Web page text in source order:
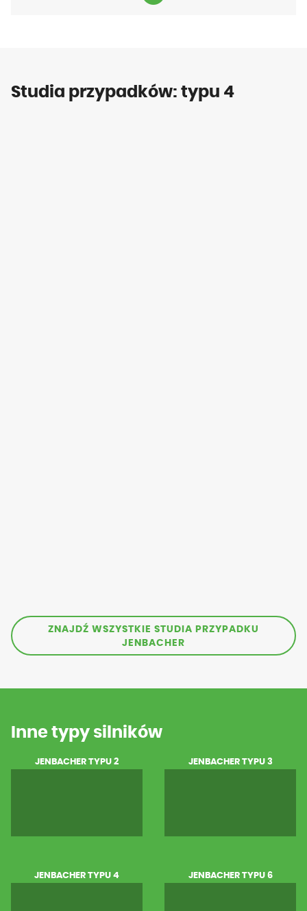
Studia przypadków: typu 4
ZNAJDŹ WSZYSTKIE STUDIA PRZYPADKU
JENBACHER
Inne typy silników
JENBACHER TYPU 2 JENBACHER TYPU 3
JENBACHER TYPU 4 JENBACHER TYPU 6